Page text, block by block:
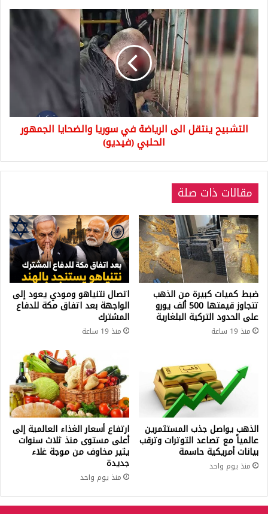
التشبيح
ينتقل
الرياضة
سوريا
والضحايا
الجمهور
الحلبي
(فيديو)
التشبيح ينتقل الى الرياضة في سوريا والضحايا الجمهور
الحلبي (فيديو)
مقالات ذات صلة
ضبط كميات كبيرة من الذهب
تتجاوز قيمتها 500 ألف يورو
على الحدود التركية البلغارية
منذ 19 ساعة
اتصال نتنياهو ومودي يعود إلى
الواجهة بعد اتفاق مكة للدفاع
المشترك
منذ 19 ساعة
الذهب يواصل جذب المستثمرين
عالمياً مع تصاعد التوترات وترقب
بيانات أمريكية حاسمة
منذ يوم واحد
ارتفاع أسعار الغذاء العالمية إلى
أعلى مستوى منذ ثلاث سنوات
يثير مخاوف من موجة غلاء
جديدة
منذ يوم واحد